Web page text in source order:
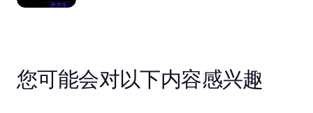
您可能会对以下内容感兴趣